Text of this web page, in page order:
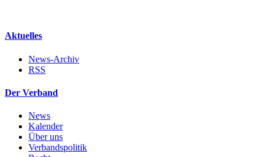
Aktuelles
News-Archiv
RSS
Der Verband
News
Kalender
Über uns
Verbandspolitik